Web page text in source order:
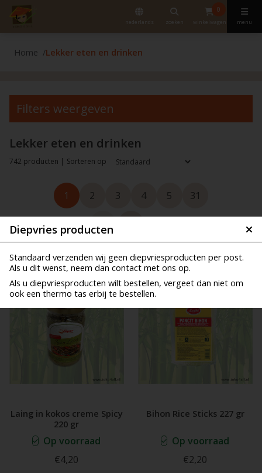
nederlands zoeken
0
winkelwagen menu
Diepvries producten
Standaard verzenden wij geen diepvriesproducten per post.
Als u dit wenst, neem dan contact met ons op.
Als u diepvriesproducten wilt bestellen, vergeet dan niet om
ook een thermo tas erbij te bestellen.
Home Lekker eten en drinken
Filters weergeven
Lekker eten en drinken
742 producten | Sorteren op
1 2 3 4 5 31
Laing in kokos creme Spicy
220 gr
Op voorraad
€4,20
Bihon Rice Sticks 227 gr
Op voorraad
€2,20